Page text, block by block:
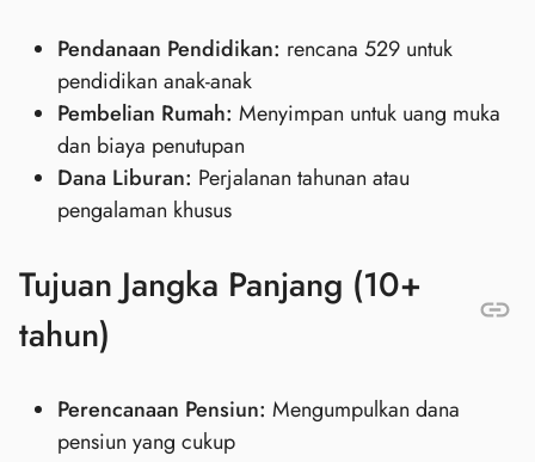
Pendanaan Pendidikan: rencana 529 untuk
pendidikan anak-anak
Pembelian Rumah: Menyimpan untuk uang muka
dan biaya penutupan
Dana Liburan: Perjalanan tahunan atau
pengalaman khusus
Tujuan Jangka Panjang (10+
tahun)
Perencanaan Pensiun: Mengumpulkan dana
pensiun yang cukup